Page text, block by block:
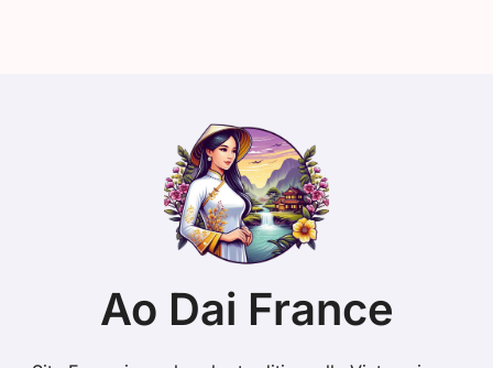
Ao Dai France